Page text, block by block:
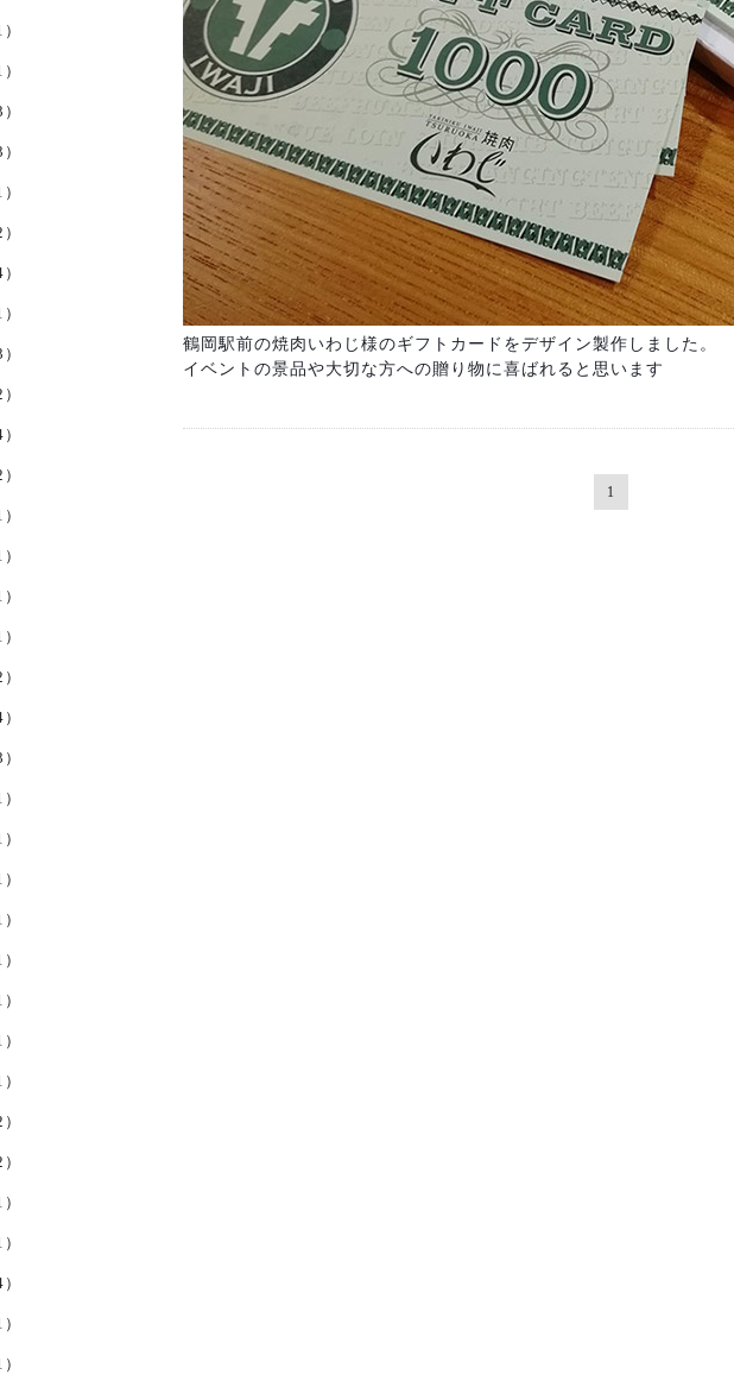
鶴岡駅前の焼肉いわじ様のギフトカードをデザイン製作しました。
イベントの景品や大切な方への贈り物に喜ばれると思います
1